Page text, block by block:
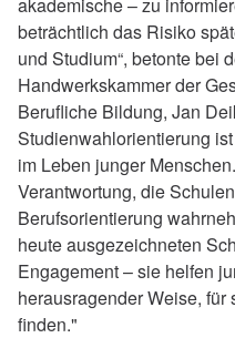
beträchtlich das Risiko
und Studium“, betonte bei
Handwerkskammer der
Berufliche Bildung, Jan
Studienwahlorientierung
im Leben junger
Verantwortung, die
Berufsorientierung
heute ausgezeichneten
Engagement – sie helfen
herausragender Weise,
finden."